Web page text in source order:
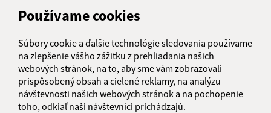
Používame cookies
Súbory cookie a ďalšie technológie sledovania používame
na zlepšenie vášho zážitku z prehliadania našich
webových stránok, na to, aby sme vám zobrazovali
prispôsobený obsah a cielené reklamy, na analýzu
návštevnosti našich webových stránok a na pochopenie
toho, odkiaľ naši návštevníci prichádzajú.